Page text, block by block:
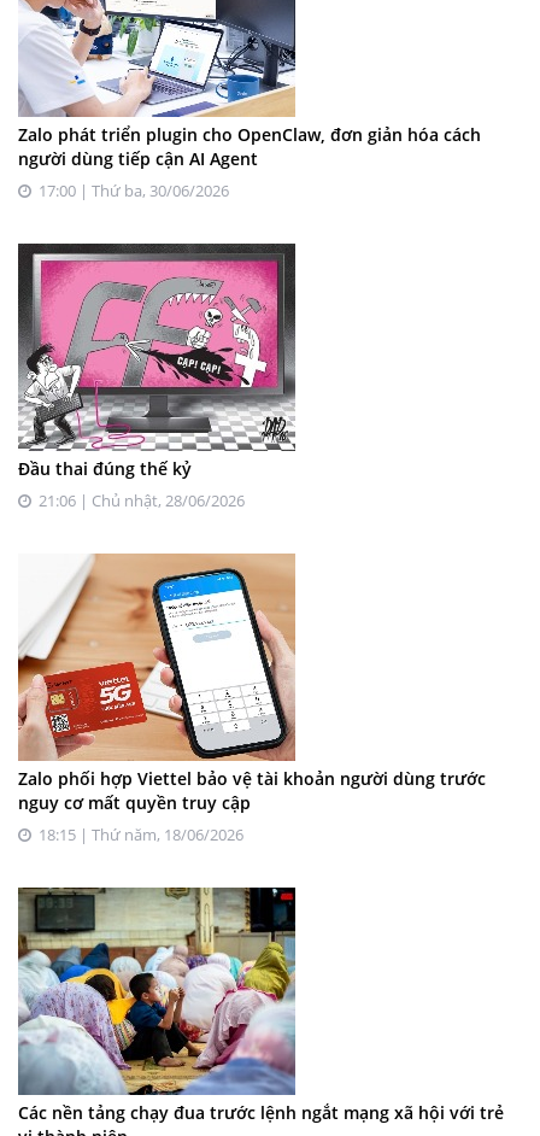
Zalo phát triển plugin cho OpenClaw, đơn giản hóa cách
người dùng tiếp cận AI Agent
17:00 | Thứ ba, 30/06/2026
Đầu thai đúng thế kỷ
21:06 | Chủ nhật, 28/06/2026
Zalo phối hợp Viettel bảo vệ tài khoản người dùng trước
nguy cơ mất quyền truy cập
18:15 | Thứ năm, 18/06/2026
Các nền tảng chạy đua trước lệnh ngắt mạng xã hội với trẻ